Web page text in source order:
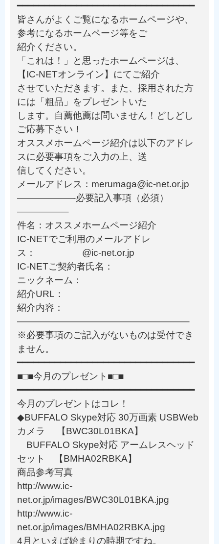
━━━━━━━━━━━━━━━━━━━━━━━━━━━━━━━━━
皆さんがよくご覧になるホームページや、
参考になるホームページ等をご
紹介ください。
「これは！」と思ったホームページは、
【IC-NETオンライン】にてご紹介
させていただきます。また、採用された方
には「粗品」をプレゼントいた
します。自薦他薦は問いません！どしどし
ご応募下さい！
オススメホームページ紹介は以下のアドレ
スに必要事項をご入力の上、送
信してください。
メールアドレス：merumaga@ic-net.or.jp
——————-必要記入事項（必須）
—————–
件名：オススメホームページ紹介
IC-NETでご利用のメールアドレ
ス： @ic-net.or.jp
IC-NETご契約者氏名：
ニックネーム：
紹介URL：
紹介内容：
——————————————————–
※必要事項のご記入がないものは受付でき
ません。
━━━━━━━━━━━━━━━━━━━━━━━━━━━━━━━━━
■□■今月のプレゼント■□■
━━━━━━━━━━━━━━━━━━━━━━━━━━━━━━━━━
今月のプレゼントはコレ！
◆BUFFALO Skype対応 30万画素 USBWeb
カメラ 【BWC30L01BKA】
BUFFALO Skype対応 アームレスヘッド
セット 【BMHA02RBKA】
商品参考写真
http://www.ic-
net.or.jp/images/BWC30L01BKA.jpg
http://www.ic-
net.or.jp/images/BMHA02RBKA.jpg
4月といえば始まりの時期ですね。